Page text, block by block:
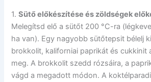
1.Sütő előkészítése és zöldségek
Melegítsd elő a sütőt 200 °C-ra
ha van). Egy nagyobb sütőtepsit bélelj
brokkolit, kaliforniai paprikát és cukkinit
meg. A brokkolit szedd rózsáira, a
vágd a megadott módon. A